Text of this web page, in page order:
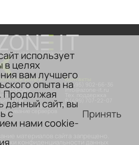
интеграция
и услуги
ПДн
обслуживание
серверов
Контакты
8 (495) 902-66-36
info@azone-it.ru
8 (499) 707-22-07
материалов сайта запрещено.
конфиденциальности данных
использует
в целях
вам лучшего
опыта на
Продолжая
данный сайт, вы
с
нами cookie-
Принять